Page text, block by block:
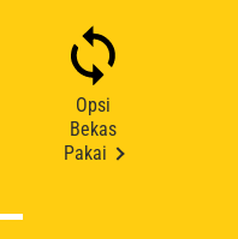
Opsi
Bekas
Pakai